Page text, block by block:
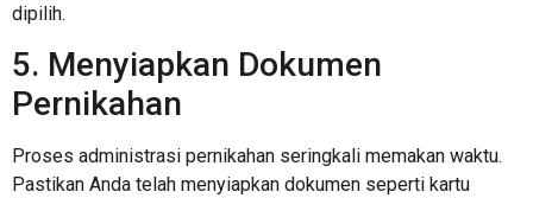
dipilih.
5. Menyiapkan Dokumen
Pernikahan
Proses administrasi pernikahan seringkali memakan waktu.
Pastikan Anda telah menyiapkan dokumen seperti kartu